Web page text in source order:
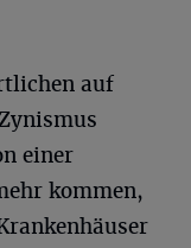
auf
einer
kommen,